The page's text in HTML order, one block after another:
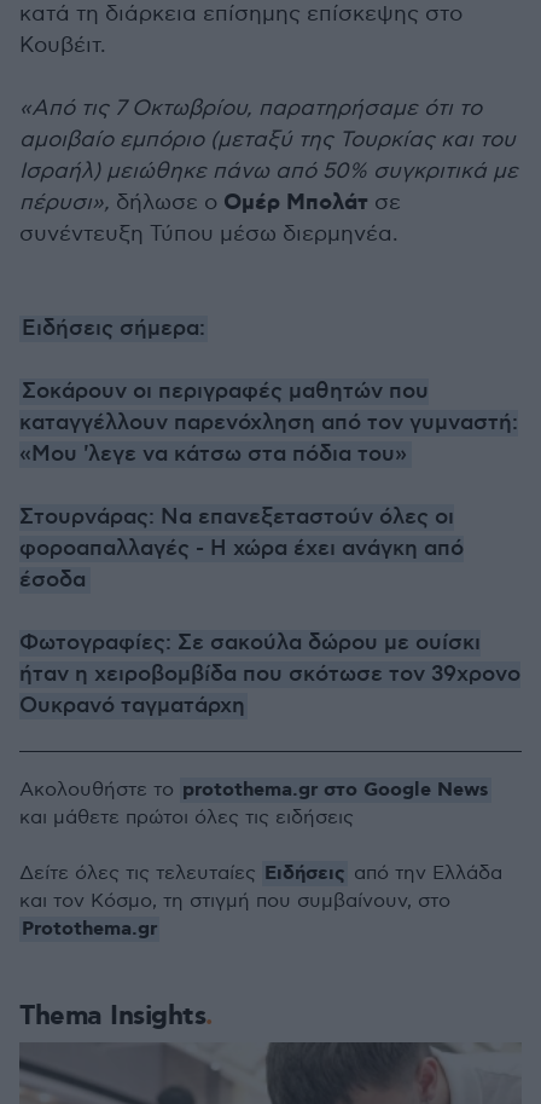
κατά τη διάρκεια επίσημης επίσκεψης στο
Κουβέιτ.
«Από τις 7 Οκτωβρίου, παρατηρήσαμε ότι το
αμοιβαίο εμπόριο (μεταξύ της Τουρκίας και του
Ισραήλ) μειώθηκε πάνω από 50% συγκριτικά με
πέρυσι», δήλωσε ο Ομέρ Μπολάτ σε
συνέντευξη Τύπου μέσω διερμηνέα.
Ειδήσεις σήμερα:
Σοκάρουν οι περιγραφές μαθητών που
καταγγέλλουν παρενόχληση από τον γυμναστή:
«Μου 'λεγε να κάτσω στα πόδια του»
Στουρνάρας: Να επανεξεταστούν όλες οι
φοροαπαλλαγές - Η χώρα έχει ανάγκη από
έσοδα
Φωτογραφίες: Σε σακούλα δώρου με ουίσκι
ήταν η χειροβομβίδα που σκότωσε τον 39χρονο
Ουκρανό ταγματάρχη
Thema Insights
Ακολουθήστε το protothema.gr στο Google News
και μάθετε πρώτοι όλες τις ειδήσεις
Δείτε όλες τις τελευταίες Ειδήσεις από την Ελλάδα
και τον Κόσμο, τη στιγμή που συμβαίνουν, στο
Protothema.gr